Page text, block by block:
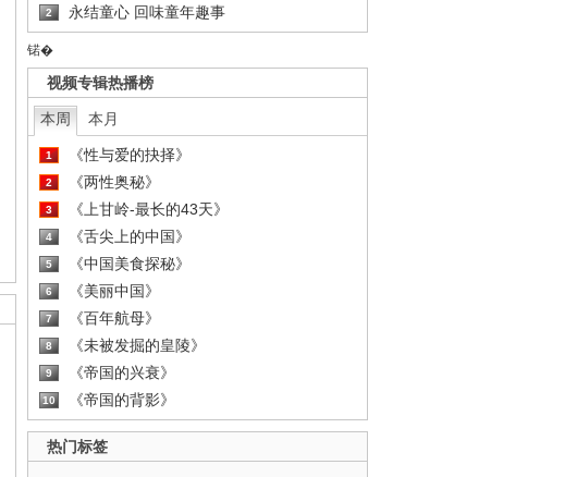
2 永结童心 回味童年趣事
锘�
视频专辑热播榜
本周 本月
1 《性与爱的抉择》
2 《两性奥秘》
3 《上甘岭-最长的43天》
4 《舌尖上的中国》
5 《中国美食探秘》
6 《美丽中国》
7 《百年航母》
8 《未被发掘的皇陵》
9 《帝国的兴衰》
10 《帝国的背影》
热门标签